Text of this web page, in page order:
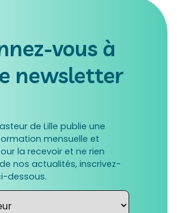
vous à
newsletter
de Lille publie une
mensuelle et
la recevoir et ne rien
nos actualités, inscrivez-
dessous.